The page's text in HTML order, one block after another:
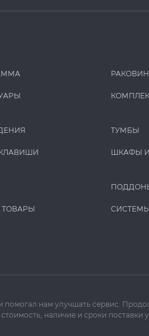
ТУМБЫ
ШКАФЫ
нам улучшать сервис.
наличие и сроки поставки